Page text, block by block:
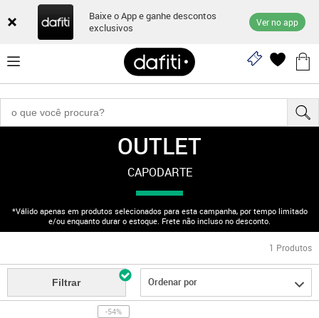
Baixe o App e ganhe descontos
exclusivos
Ver no app
OUTLET
CAPODARTE
*Válido apenas em produtos selecionados para esta campanha, por tempo limitado
e/ou enquanto durar o estoque. Frete não incluso no desconto.
1 Produtos
Filtrar Ordenar por
-54%